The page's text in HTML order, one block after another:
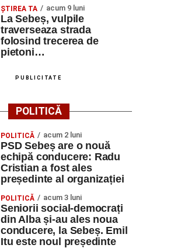
ŞTIREA TA acum 9 luni
La Sebeș, vulpile
traverseaza strada
folosind trecerea de
pietoni…
PUBLICITATE
POLITICĂ
POLITICĂ acum 2 luni
PSD Sebeș are o nouă
echipă conducere: Radu
Cristian a fost ales
președinte al organizației
POLITICĂ acum 3 luni
Seniorii social-democrați
din Alba și-au ales noua
conducere, la Sebeș. Emil
Itu este noul președinte